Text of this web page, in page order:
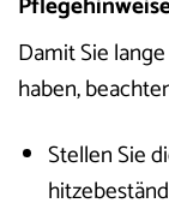
Damit Sie
haben,
Stellen Sie